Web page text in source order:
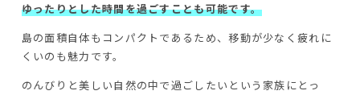
ゆったりとした時間を過ごすことも可能です。
島の面積自体もコンパクトであるため、移動が少なく疲れに
くいのも魅力です。
のんびりと美しい自然の中で過ごしたいという家族にとっ